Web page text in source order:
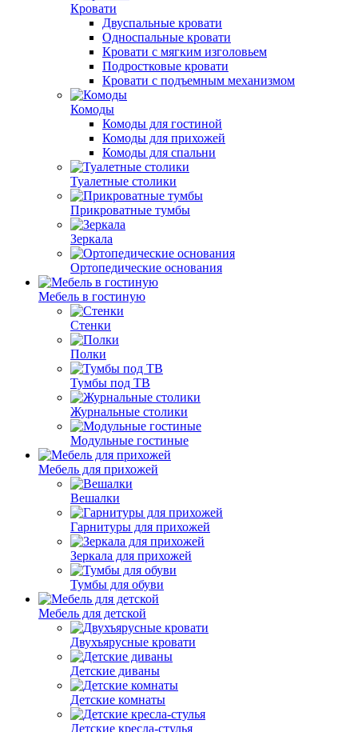
Кровати
Двуспальные кровати
Односпальные кровати
Кровати с мягким изголовьем
Подростковые кровати
Кровати с подъемным механизмом
Комоды
Комоды для гостиной
Комоды для прихожей
Комоды для спальни
Туалетные столики
Прикроватные тумбы
Зеркала
Ортопедические основания
Мебель в гостиную
Стенки
Полки
Тумбы под ТВ
Журнальные столики
Модульные гостиные
Мебель для прихожей
Вешалки
Гарнитуры для прихожей
Зеркала для прихожей
Тумбы для обуви
Мебель для детской
Двухъярусные кровати
Детские диваны
Детские комнаты
Детские кресла-стулья